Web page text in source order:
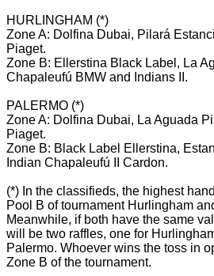
HURLINGHAM (*)
Zone A: Dolfina Dubai, Pilará
Piaget.
Zone B: Ellerstina Black Label, La
Chapaleufú BMW and Indians II.
PALERMO (*)
Zone A: Dolfina Dubai, La Aguada
Piaget.
Zone B: Black Label Ellerstina,
Indian Chapaleufú II Cardon.
(*) In the classifieds, the highest
Pool B of tournament Hurlingham
Meanwhile, if both have the same
will be two raffles, one for
Palermo. Whoever wins the toss in
Zone B of the tournament.